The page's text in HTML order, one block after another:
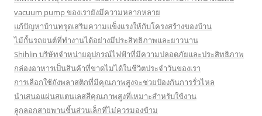
vacuum pump ของเรายังมีความหลากหลาย
แก้ปัญหาบ้านทรุดเสริมความแข็งแรงให้กับโครงสร้างของบ้าน
ไม้กั้นรถยนต์ที่ทำงานได้อย่างมีประสิทธิภาพและยาวนาน
Shihlin บริษัทจำหน่ายอุปกรณ์ไฟฟ้าที่มีความปลอดภัยและประสิทธิภาพ
กล่องอาหารเป็นสินค้าที่ขาดไม่ได้ในชีวิตประจำวันของเรา
การเลือกใช้ถังพลาสติกที่มีคุณภาพสูงจะช่วยป้องกันการรั่วไหล
นำเสนอแผ่นสแตนเลสสีคุณภาพสูงที่เหมาะสำหรับใช้งาน
ลูกลอกสายพานชิ้นส่วนเล็กที่ไม่ควรมองข้าม